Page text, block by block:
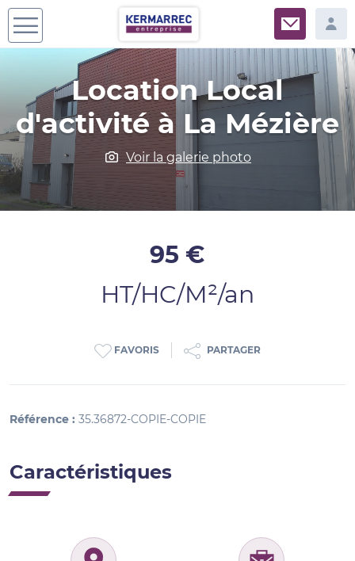
Location Local
d'activité à La Mézière
Voir la galerie photo
95 €
HT/HC/M²/an
FAVORIS PARTAGER
Référence : 35.36872-COPIE-COPIE
Caractéristiques